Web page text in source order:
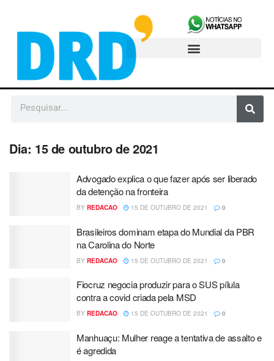
Dia: 15 de outubro de 2021
Advogado explica o que fazer após ser liberado
da detenção na fronteira
BY REDACAO 15 DE OUTUBRO DE 2021 0
Brasileiros dominam etapa do Mundial da PBR
na Carolina do Norte
BY REDACAO 15 DE OUTUBRO DE 2021 0
Fiocruz negocia produzir para o SUS pílula
contra a covid criada pela MSD
BY REDACAO 15 DE OUTUBRO DE 2021 0
Manhuaçu: Mulher reage a tentativa de assalto e
é agredida